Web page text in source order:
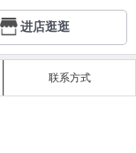
进店逛逛
联系方式